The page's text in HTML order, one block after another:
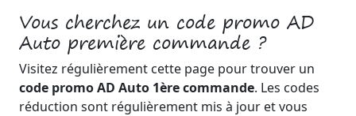
Vous cherchez un code promo AD
Auto première commande ?
Visitez régulièrement cette page pour trouver un
code promo AD Auto 1ère commande. Les codes
réduction sont régulièrement mis à jour et vous